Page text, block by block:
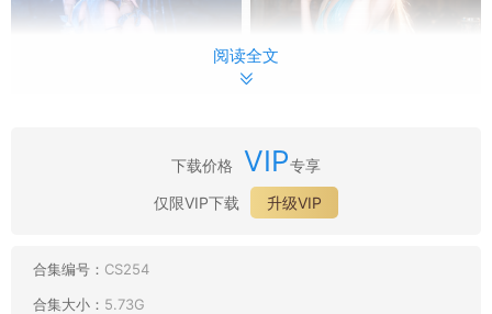
009 前野太太 原神 菈乌玛 [27P461MB]
008 前野太太 鸣潮 尤诺 [31P485MB]
阅读全文
下载价格 VIP专享
仅限VIP下载
升级VIP
合集编号： CS254
合集大小： 5.73G